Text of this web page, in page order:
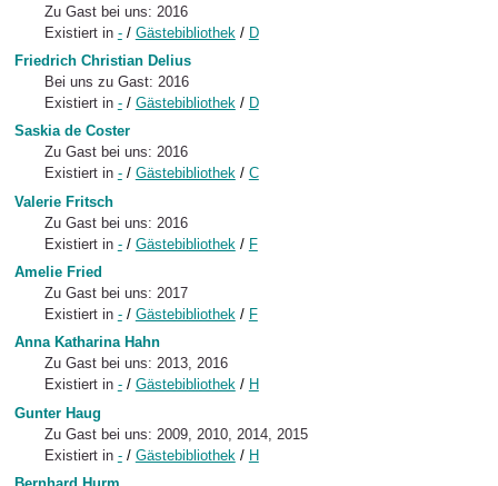
Zu Gast bei uns: 2016
Existiert in - / Gästebibliothek / D
Friedrich Christian Delius
Bei uns zu Gast: 2016
Existiert in - / Gästebibliothek / D
Saskia de Coster
Zu Gast bei uns: 2016
Existiert in - / Gästebibliothek / C
Valerie Fritsch
Zu Gast bei uns: 2016
Existiert in - / Gästebibliothek / F
Amelie Fried
Zu Gast bei uns: 2017
Existiert in - / Gästebibliothek / F
Anna Katharina Hahn
Zu Gast bei uns: 2013, 2016
Existiert in - / Gästebibliothek / H
Gunter Haug
Zu Gast bei uns: 2009, 2010, 2014, 2015
Existiert in - / Gästebibliothek / H